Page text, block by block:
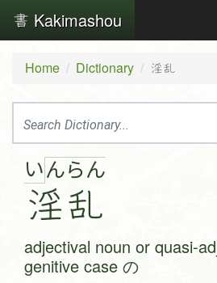
Kakimashou
Home Dictionary 淫乱
いん
淫
ら ん
乱
adjectival noun or quasi-
genitive case の